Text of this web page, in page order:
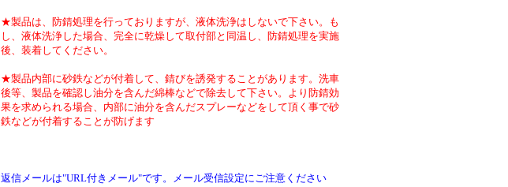
★製品は、防錆処理を行っておりますが、液体洗浄はしないで下さい。も
し、液体洗浄した場合、完全に乾燥して取付部と同温し、防錆処理を実施
後、装着してください。
★製品内部に砂鉄などが付着して、錆びを誘発することがあります。洗車
後等、製品を確認し油分を含んだ綿棒などで除去して下さい。より防錆効
果を求められる場合、内部に油分を含んだスプレーなどをして頂く事で砂
鉄などが付着することが防げます
返信メールは"URL付きメール"です。メール受信設定にご注意ください